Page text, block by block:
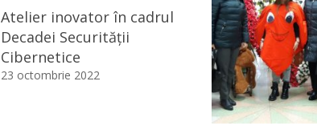
Atelier inovator în cadrul
Decadei Securității
Cibernetice
23 octombrie 2022